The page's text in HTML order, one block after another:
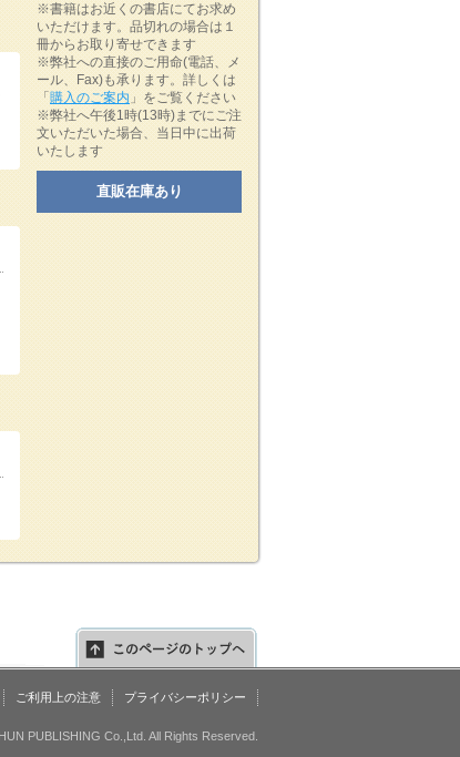
※書籍はお近くの書店にてお求め
いただけます。品切れの場合は１
冊からお取り寄せできます
※弊社への直接のご用命(電話、メ
ール、Fax)も承ります。詳しくは
「 購入のご案内 」をご覧ください
※弊社へ午後1時(13時)までにご注
文いただいた場合、当日中に出荷
いたします
直販在庫あり
ご利用上の注意 プライバシーポリシー
PUBLISHING Co.,Ltd. All Rights Reserved.